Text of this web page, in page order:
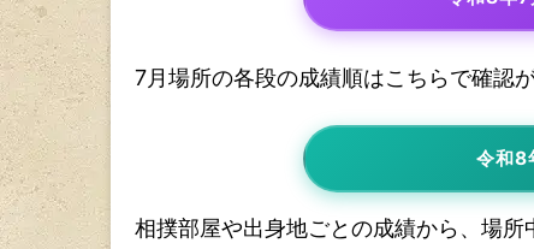
7月場所の各段の成績順はこちらで確認が
令和8
相撲部屋や出身地ごとの成績から、場